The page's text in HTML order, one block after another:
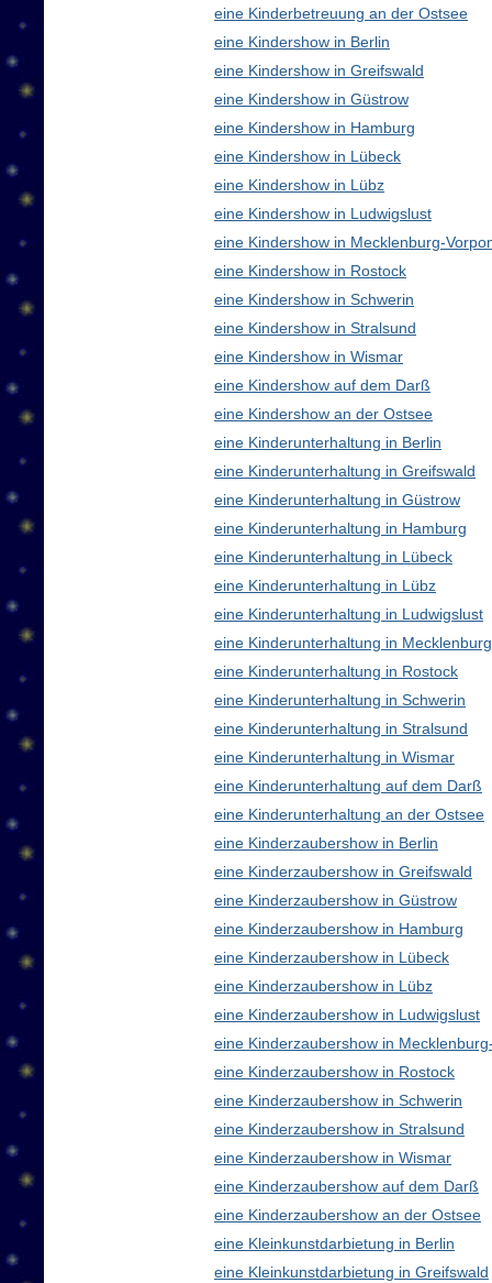
eine Kinderbetreuung an der Ostsee
eine Kindershow in Berlin
eine Kindershow in Greifswald
eine Kindershow in Güstrow
eine Kindershow in Hamburg
eine Kindershow in Lübeck
eine Kindershow in Lübz
eine Kindershow in Ludwigslust
eine Kindershow in Mecklenburg-
eine Kindershow in Rostock
eine Kindershow in Schwerin
eine Kindershow in Stralsund
eine Kindershow in Wismar
eine Kindershow auf dem Darß
eine Kindershow an der Ostsee
eine Kinderunterhaltung in Berlin
eine Kinderunterhaltung in Greifswald
eine Kinderunterhaltung in Güstrow
eine Kinderunterhaltung in Hamburg
eine Kinderunterhaltung in Lübeck
eine Kinderunterhaltung in Lübz
eine Kinderunterhaltung in Ludwigslust
eine Kinderunterhaltung in
eine Kinderunterhaltung in Rostock
eine Kinderunterhaltung in Schwerin
eine Kinderunterhaltung in Stralsund
eine Kinderunterhaltung in Wismar
eine Kinderunterhaltung auf dem Darß
eine Kinderunterhaltung an der Ostsee
eine Kinderzaubershow in Berlin
eine Kinderzaubershow in Greifswald
eine Kinderzaubershow in Güstrow
eine Kinderzaubershow in Hamburg
eine Kinderzaubershow in Lübeck
eine Kinderzaubershow in Lübz
eine Kinderzaubershow in Ludwigslust
eine Kinderzaubershow in
eine Kinderzaubershow in Rostock
eine Kinderzaubershow in Schwerin
eine Kinderzaubershow in Stralsund
eine Kinderzaubershow in Wismar
eine Kinderzaubershow auf dem Darß
eine Kinderzaubershow an der Ostsee
eine Kleinkunstdarbietung in Berlin
eine Kleinkunstdarbietung in Greifswald